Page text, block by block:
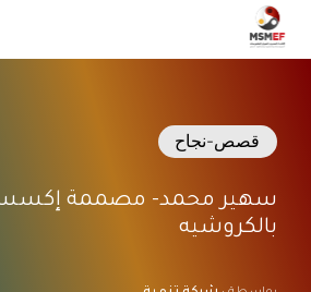
قصص-نجاح
سهير محمد- مصممة
بالكروشيه